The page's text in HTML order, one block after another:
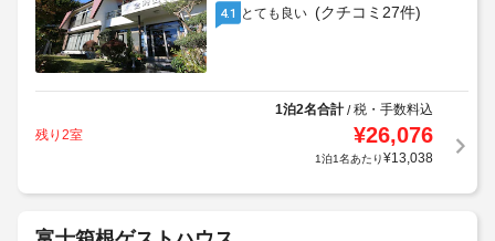
4.1 とても良い (クチコミ27件)
1泊2名合計/税・手数料込
残り2室
¥26,076
1泊1名あたり¥13,038